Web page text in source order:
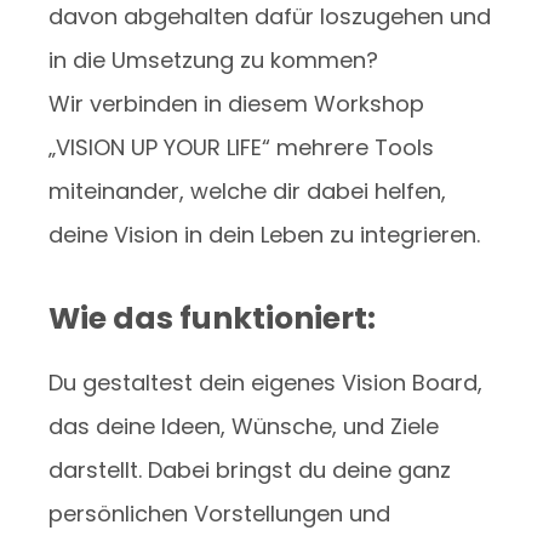
davon abgehalten dafür loszugehen und
in die Umsetzung zu kommen?
Wir verbinden in diesem Workshop
„VISION UP YOUR LIFE“ mehrere Tools
miteinander, welche dir dabei helfen,
deine Vision in dein Leben zu integrieren.
Wie das funktioniert:
Du gestaltest dein eigenes Vision Board,
das deine Ideen, Wünsche, und Ziele
darstellt. Dabei bringst du deine ganz
persönlichen Vorstellungen und